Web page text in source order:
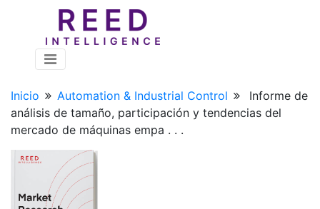
Inicio Automation & Industrial Control
Informe de
análisis de tamaño, participación y tendencias del
mercado de máquinas empa . . .